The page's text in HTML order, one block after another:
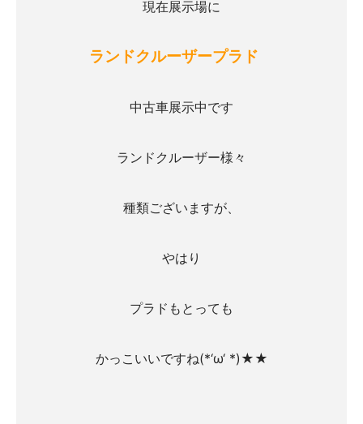
現在展示場に
ランドクルーザープラド
中古車展示中です
ランドクルーザー様々
種類ございますが、
やはり
プラドもとっても
かっこいいですね(*‘ω‘ *)★★